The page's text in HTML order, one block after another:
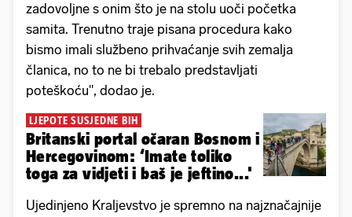
zadovoljne s onim što je na stolu uoči početka
samita. Trenutno traje pisana procedura kako
bismo imali službeno prihvaćanje svih zemalja
članica, no to ne bi trebalo predstavljati
poteškoću", dodao je.
LJEPOTE SUSJEDNE BIH
Britanski portal očaran Bosnom i
Hercegovinom: ‘Imate toliko
toga za vidjeti i baš je jeftino...'
Ujedinjeno Kraljevstvo je spremno na najznačajnije